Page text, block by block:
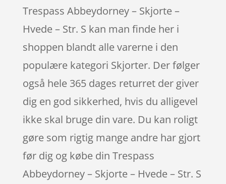
Trespass Abbeydorney – Skjorte –
Hvede – Str. S kan man finde her i
shoppen blandt alle varerne i den
populære kategori Skjorter. Der følger
også hele 365 dages returret der giver
dig en god sikkerhed, hvis du alligevel
ikke skal bruge din vare. Du kan roligt
gøre som rigtig mange andre har gjort
før dig og købe din Trespass
Abbeydorney – Skjorte – Hvede – Str. S